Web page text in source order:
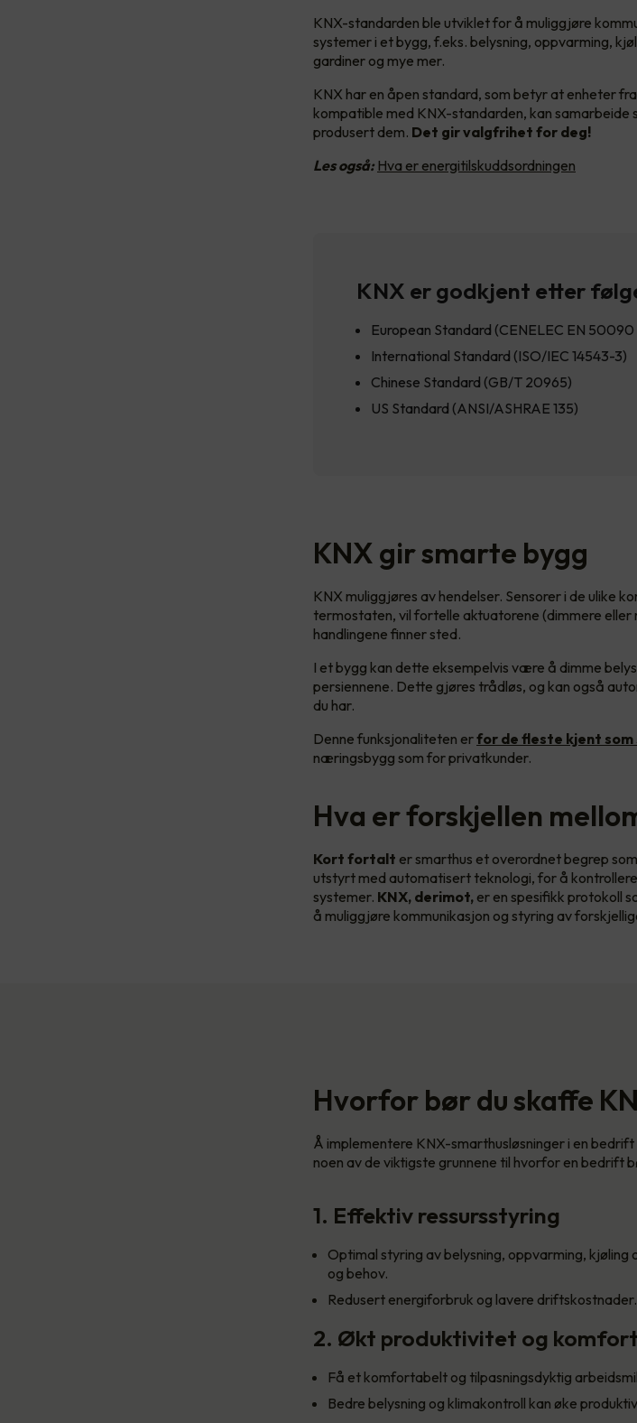
KNX-standarden ble utviklet for å muliggjøre
systemer i et bygg, f.eks. belysning, oppvarming,
gardiner og mye mer.
KNX har en åpen standard, som betyr at enheter
kompatible med KNX-standarden, kan samarbeide
produsert dem. Det gir valgfrihet for deg!
Les også: Hva er energitilskuddsordningen
KNX er godkjent etter
European Standard (CENELEC EN 50090
International Standard (ISO/IEC 14543-3)
Chinese Standard (GB/T 20965)
US Standard (ANSI/ASHRAE 135)
KNX gir smarte bygg
KNX muliggjøres av hendelser. Sensorer i de ulike
termostaten, vil fortelle aktuatorene (dimmere eller
handlingene finner sted.
I et bygg kan dette eksempelvis være å dimme
persiennene. Dette gjøres trådløs, og kan også
du har.
Denne funksjonaliteten erfor de fleste kjent som
næringsbygg som for privatkunder.
Hva er forskjellen
Kort fortalt er smarthus et overordnet begrep
utstyrt med automatisert teknologi, for å
systemer. KNX, derimot, er en spesifikk protokoll
å muliggjøre kommunikasjon og styring av
Hvorfor bør du skaffe
Å implementere KNX-smarthusløsninger i en
noen av de viktigste grunnene til hvorfor en bedrift
1. Effektiv ressursstyring
Optimal styring av belysning, oppvarming,
og behov.
Redusert energiforbruk og lavere driftskostnader.
2. Økt produktivitet og komfort
Få et komfortabelt og tilpasningsdyktig
Bedre belysning og klimakontroll kan øke